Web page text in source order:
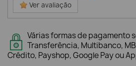
Ver avaliação
Várias formas de pagamento
Transferência, Multibanco,
Crédito, Payshop, Google Pay ou